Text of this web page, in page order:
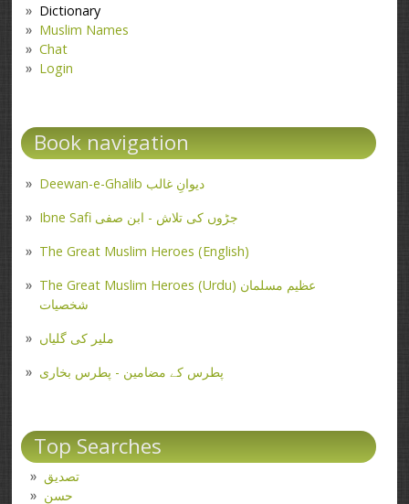
Dictionary
Muslim Names
Chat
Login
Book navigation
Deewan-e-Ghalib دیوانِ غالب
Ibne Safi جڑوں کی تلاش - ابن صفی
The Great Muslim Heroes (English)
The Great Muslim Heroes (Urdu) عظیم مسلمان
شخصیات
ملیر کی گلیاں
پطرس کے مضامین - پطرس بخاری
Top Searches
تصدیق
حسن